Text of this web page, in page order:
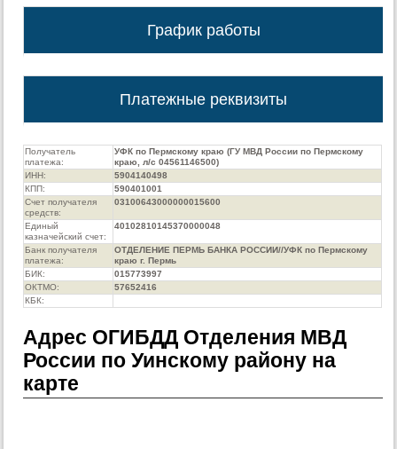
График работы
Платежные реквизиты
Получатель
платежа:
УФК по Пермскому краю (ГУ МВД России по Пермскому
краю, л/с 04561146500)
ИНН:
5904140498
КПП:
590401001
Счет получателя
средств:
03100643000000015600
Единый
казначейский счет:
40102810145370000048
Банк получателя
платежа:
ОТДЕЛЕНИЕ ПЕРМЬ БАНКА РОССИИ//УФК по Пермскому
краю г. Пермь
БИК:
015773997
ОКТМО:
57652416
КБК:
Адрес ОГИБДД Отделения МВД
России по Уинскому району на
карте